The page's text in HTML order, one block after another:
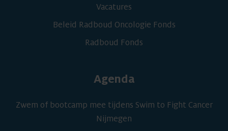
Vacatures
Beleid Radboud Oncologie Fonds
Radboud Fonds
Agenda
Zwem of bootcamp mee tijdens Swim to Fight Cancer
Nijmegen